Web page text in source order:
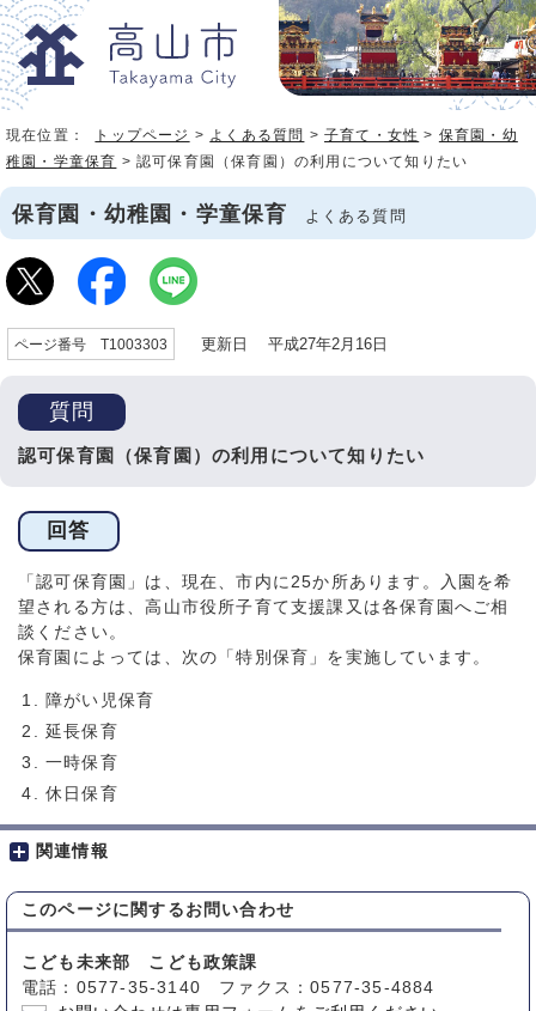
現在位置： トップページ > よくある質問 >子育て・女性 > 保育園・幼
稚園・学童保育 > 認可保育園（保育園）の利用について知りたい
保育園・幼稚園・学童保育 よくある質問
ページ番号 T1003303 更新日 平成27年2月16日
質問
認可保育園（保育園）の利用について知りたい
回答
「認可保育園」は、現在、市内に25か所あります。入園を希
望される方は、高山市役所子育て支援課又は各保育園へご相
談ください。
保育園によっては、次の「特別保育」を実施しています。
障がい児保育
延長保育
一時保育
休日保育
関連情報
このページに関する お問い合わせ
こども未来部 こども政策課
電話：0577-35-3140 ファクス：0577-35-4884